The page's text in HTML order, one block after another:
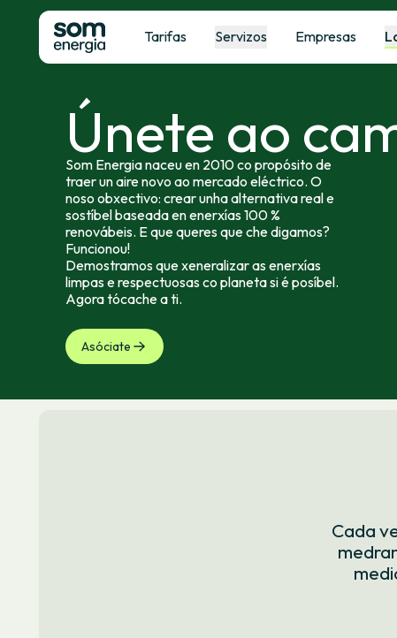
Tarifas Servizos Empresas
Únete ao
Som Energia naceu en 2010 co propósito de
traer un aire novo ao mercado eléctrico. O
noso obxectivo: crear unha alternativa real e
sostíbel baseada en enerxías 100 %
renovábeis. E que queres que che digamos?
Funcionou!
Demostramos que xeneralizar as enerxías
limpas e respectuosas co planeta si é posíbel.
Agora tócache a ti.
Asóciate
Cada